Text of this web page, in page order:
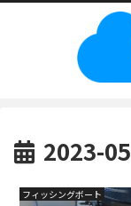
2023-
フィッシングボート